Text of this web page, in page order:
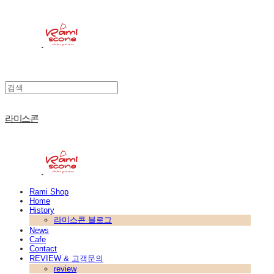
라미스콘
Rami Shop
Home
History
라미스콘 블로그
News
Cafe
Contact
REVIEW & 고객문의
review